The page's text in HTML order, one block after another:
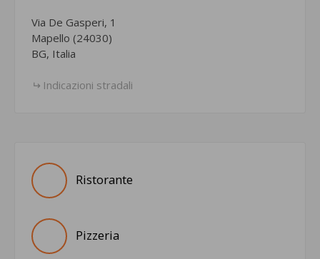
Via De Gasperi, 1
Mapello (24030)
BG, Italia
Indicazioni stradali
Ristorante
Pizzeria